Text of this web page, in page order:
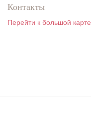
Контакты
Перейти к большой карте